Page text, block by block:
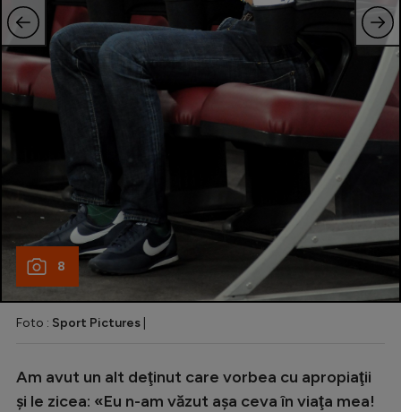
8
Foto : Sport Pictures
Am avut un alt deţinut care vorbea cu apropiaţii
şi le zicea: «Eu n-am văzut aşa ceva în viaţa mea!